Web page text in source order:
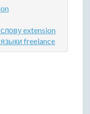
extension
freelance